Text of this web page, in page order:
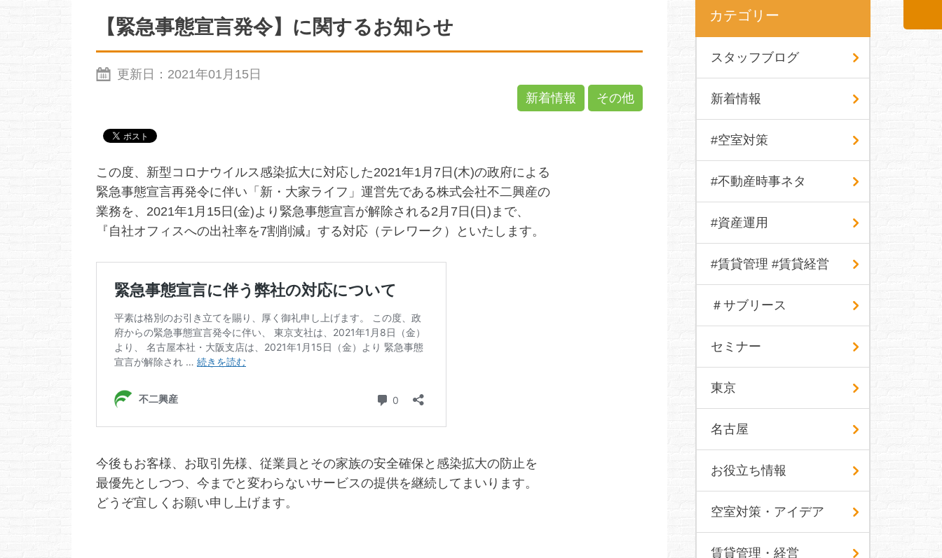
【緊急事態宣言発令】に関するお知らせ
更新日： 2021年01月15日
新着情報
その他
この度、新型コロナウイルス感染拡大に対応した2021年1月7日(木)の政府による
緊急事態宣言再発令に伴い「新・大家ライフ」運営先である株式会社不二興産の
業務を、2021年1月15日(金)より緊急事態宣言が解除される2月7日(日)まで、
『自社オフィスへの出社率を7割削減』する対応（テレワーク）といたします。
今後もお客様、お取引先様、従業員とその家族の安全確保と感染拡大の防止を
最優先としつつ、今までと変わらないサービスの提供を継続してまいります。
どうぞ宜しくお願い申し上げます。
カテゴリー
スタッフブログ
新着情報
#空室対策
#不動産時事ネタ
#資産運用
#賃貸管理 #賃貸経営
＃サブリース
セミナー
東京
名古屋
お役立ち情報
空室対策・アイデア
賃貸管理・経営